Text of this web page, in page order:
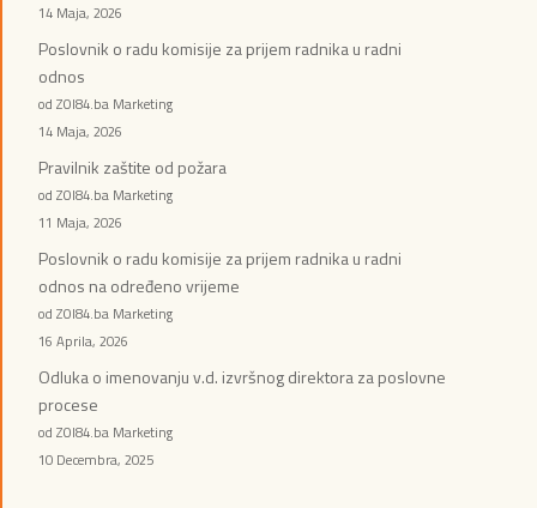
14 Maja, 2026
Poslovnik o radu komisije za prijem radnika u radni
odnos
od ZOI84.ba Marketing
14 Maja, 2026
Pravilnik zaštite od požara
od ZOI84.ba Marketing
11 Maja, 2026
Poslovnik o radu komisije za prijem radnika u radni
odnos na određeno vrijeme
od ZOI84.ba Marketing
16 Aprila, 2026
Odluka o imenovanju v.d. izvršnog direktora za poslovne
procese
od ZOI84.ba Marketing
10 Decembra, 2025